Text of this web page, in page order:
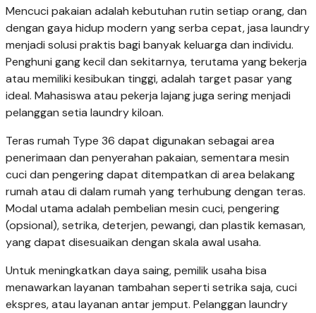
Mencuci pakaian adalah kebutuhan rutin setiap orang, dan
dengan gaya hidup modern yang serba cepat, jasa laundry
menjadi solusi praktis bagi banyak keluarga dan individu.
Penghuni gang kecil dan sekitarnya, terutama yang bekerja
atau memiliki kesibukan tinggi, adalah target pasar yang
ideal. Mahasiswa atau pekerja lajang juga sering menjadi
pelanggan setia laundry kiloan.
Teras rumah Type 36 dapat digunakan sebagai area
penerimaan dan penyerahan pakaian, sementara mesin
cuci dan pengering dapat ditempatkan di area belakang
rumah atau di dalam rumah yang terhubung dengan teras.
Modal utama adalah pembelian mesin cuci, pengering
(opsional), setrika, deterjen, pewangi, dan plastik kemasan,
yang dapat disesuaikan dengan skala awal usaha.
Untuk meningkatkan daya saing, pemilik usaha bisa
menawarkan layanan tambahan seperti setrika saja, cuci
ekspres, atau layanan antar jemput. Pelanggan laundry